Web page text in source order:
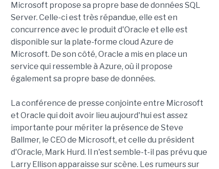
Microsoft propose sa propre base de données SQL
Server. Celle-ci est très répandue, elle est en
concurrence avec le produit d'Oracle et elle est
disponible sur la plate-forme cloud Azure de
Microsoft. De son côté, Oracle a mis en place un
service qui ressemble à Azure, où il propose
également sa propre base de données.
La conférence de presse conjointe entre Microsoft
et Oracle qui doit avoir lieu aujourd'hui est assez
importante pour mériter la présence de Steve
Ballmer, le CEO de Microsoft, et celle du président
d'Oracle, Mark Hurd. Il n'est semble-t-il pas prévu que
Larry Ellison apparaisse sur scène. Les rumeurs sur